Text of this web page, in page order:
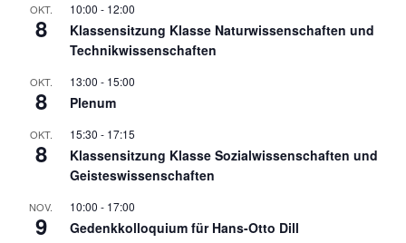
OKT.
8
10:00 - 12:00
Klassensitzung Klasse Naturwissenschaften und
Technikwissenschaften
OKT.
8
13:00 - 15:00
Plenum
OKT.
8
15:30 - 17:15
Klassensitzung Klasse Sozialwissenschaften und
Geisteswissenschaften
NOV.
9
10:00 - 17:00
Gedenkkolloquium für Hans-Otto Dill